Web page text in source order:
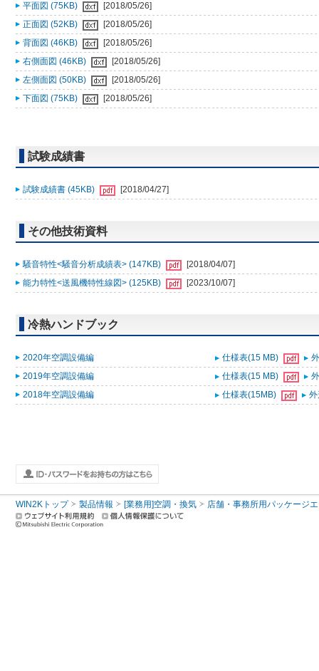
平面図 (75KB)
[2018/05/26]
正面図 (52KB)
[2018/05/26]
背面図 (46KB)
[2018/05/26]
右側面図 (46KB)
[2018/05/26]
左側面図 (50KB)
[2018/05/26]
下面図 (75KB)
[2018/05/26]
試験成績書
試験成績書 (45KB) [2018/04/27]
その他技術資料
騒音特性<騒音分析成績表> (147KB)
[2018/04/07]
能力特性<送風機特性線図> (125KB)
[2023/10/07]
冷熱ハンドブック
2020年空調設備編 仕様表(15 MB)
2019年空調設備編
仕様表(15 MB)
2018年空調設備編
仕様表(15MB)
WIN2Kトップ 製品情報 [業務用]空調・換気 店舗・事務所用パッケージ